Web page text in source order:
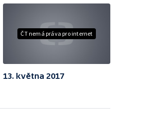
ČT nemá práva pro internet
13. května 2017